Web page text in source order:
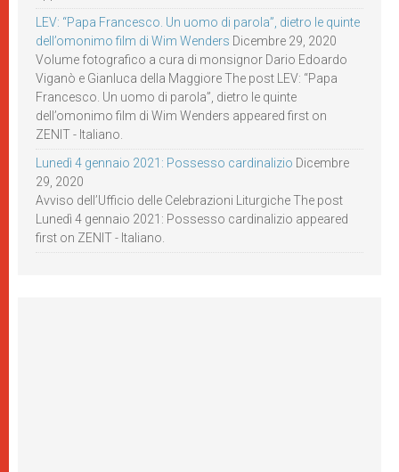
LEV: “Papa Francesco. Un uomo di parola”, dietro le quinte
dell’omonimo film di Wim Wenders Dicembre 29, 2020
Volume fotografico a cura di monsignor Dario Edoardo
Viganò e Gianluca della Maggiore The post LEV: “Papa
Francesco. Un uomo di parola”, dietro le quinte
dell’omonimo film di Wim Wenders appeared first on
ZENIT - Italiano.
Lunedì 4 gennaio 2021: Possesso cardinalizio Dicembre
29, 2020
Avviso dell’Ufficio delle Celebrazioni Liturgiche The post
Lunedì 4 gennaio 2021: Possesso cardinalizio appeared
first on ZENIT - Italiano.